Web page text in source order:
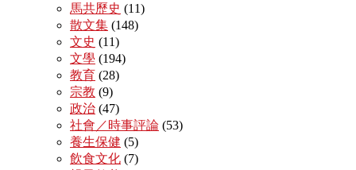
馬共歷史 (11)
散文集 (148)
文史 (11)
文學 (194)
教育 (28)
宗教 (9)
政治 (47)
社會／時事評論 (53)
養生保健 (5)
飲食文化 (7)